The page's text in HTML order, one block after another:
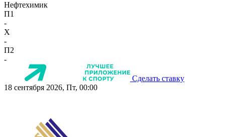
Нефтехимик
П1
-
X
-
П2
-
Сделать ставку
18 сентября 2026, Пт, 00:00